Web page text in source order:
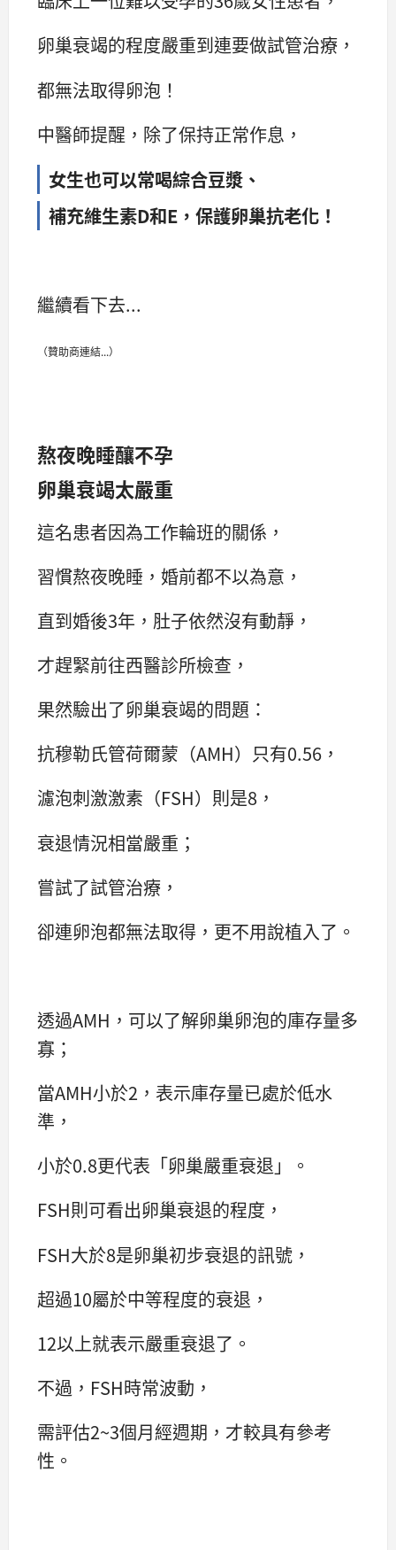
卵巢衰竭的程度嚴重到連要做試管治療，
都無法取得卵泡！
中醫師提醒，除了保持正常作息，
女生也可以常喝綜合豆漿、
補充維生素D和E，保護卵巢抗老化！
繼續看下去...
（贊助商連結...）
熬夜晚睡釀不孕
卵巢衰竭太嚴重
這名患者因為工作輪班的關係，
習慣熬夜晚睡，婚前都不以為意，
直到婚後3年，肚子依然沒有動靜，
才趕緊前往西醫診所檢查，
果然驗出了卵巢衰竭的問題：
抗穆勒氏管荷爾蒙（AMH）只有0.56，
濾泡刺激激素（FSH）則是8，
衰退情況相當嚴重；
嘗試了試管治療，
卻連卵泡都無法取得，更不用說植入了。
透過AMH，可以了解卵巢卵泡的庫存量多
寡；
當AMH小於2，表示庫存量已處於低水
準，
小於0.8更代表「卵巢嚴重衰退」。
FSH則可看出卵巢衰退的程度，
FSH大於8是卵巢初步衰退的訊號，
超過10屬於中等程度的衰退，
12以上就表示嚴重衰退了。
不過，FSH時常波動，
需評估2~3個月經週期，才較具有參考
性。